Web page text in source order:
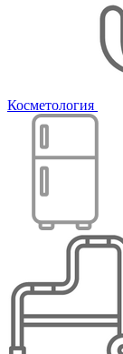
Косметология